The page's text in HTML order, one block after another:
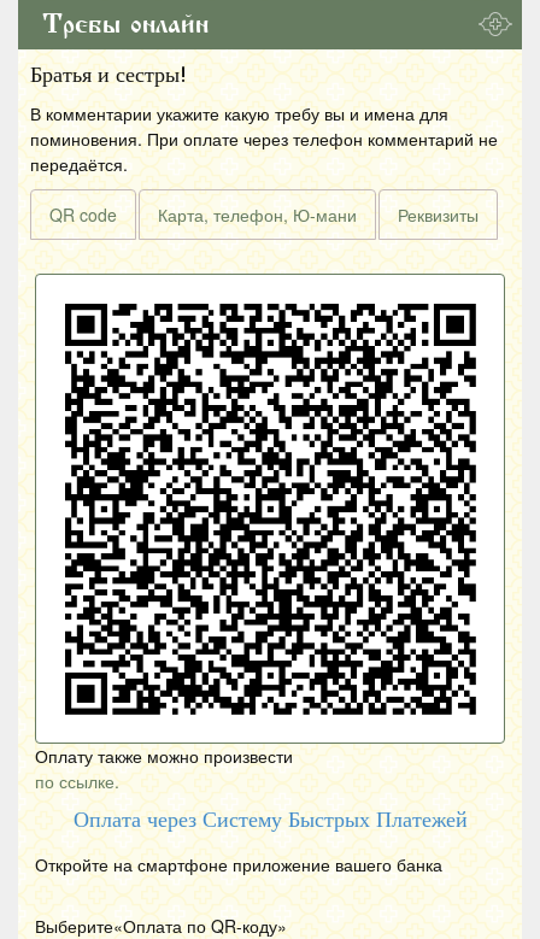
Требы онлайн
Братья и сестры!
В комментарии укажите какую требу вы и имена для
поминовения. При оплате через телефон комментарий не
передаётся.
QR code Карта, телефон, Ю-мани Реквизиты
Оплату также можно произвести
по ссылке.
Оплата через Систему Быстрых Платежей
Откройте на смартфоне приложение вашего банка
Выберите«Оплата по QR-коду»